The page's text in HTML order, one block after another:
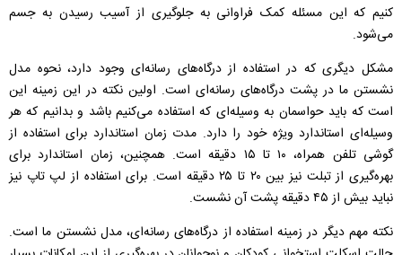
کنیم که این مسئله کمک فراوانی به جلوگیری از آسیب رسیدن به جسم
می‌شود.
مشکل دیگری که در استفاده از درگاه‌های رسانه‌ای وجود دارد، نحوه مدل
نشستن ما در پشت درگاه‌های رسانه‌ای است. اولین نکته در این زمینه این
است که باید حواسمان به وسیله‌ای که استفاده می‌کنیم باشد و بدانیم که هر
وسیله‌ای استاندارد ویژه خود را دارد. مدت زمان استاندارد برای استفاده از
گوشی تلفن همراه، ۱۰ تا ۱۵ دقیقه است. همچنین، زمان استاندارد برای
بهره‌گیری از تبلت نیز بین ۲۰ تا ۲۵ دقیقه است. برای استفاده از لپ تاپ نیز
نباید بیش از ۴۵ دقیقه پشت آن نشست.
نکته مهم دیگر در زمینه استفاده از درگاه‌های رسانه‌ای، مدل نشستن ما است.